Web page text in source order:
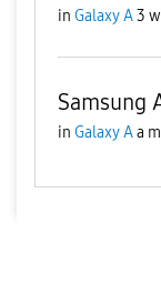
in Galaxy A3
Samsung
in Galaxy Aa